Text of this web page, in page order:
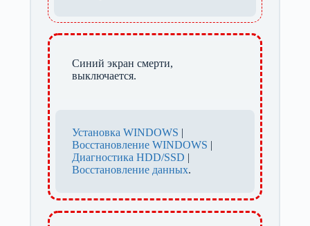
Синий экран смерти,
выключается.
Установка WINDOWS |
Восстановление WINDOWS |
Диагностика HDD/SSD |
Восстановление данных.